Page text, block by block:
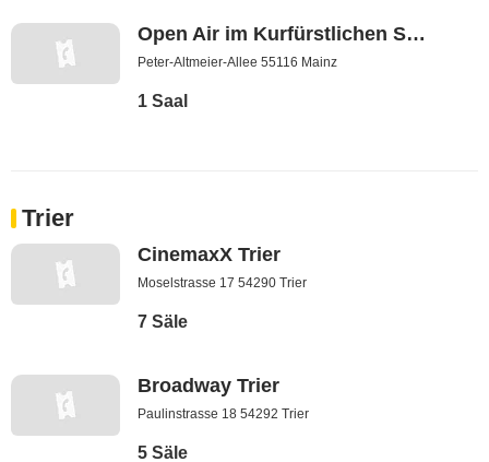
Open Air im Kurfürstlichen Schloss
Peter-Altmeier-Allee 55116 Mainz
1 Saal
Trier
CinemaxX Trier
Moselstrasse 17 54290 Trier
7 Säle
Broadway Trier
Paulinstrasse 18 54292 Trier
5 Säle